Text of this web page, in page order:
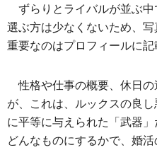
ずらりとライバルが並ぶ
選ぶ方は少なくないため、
重要なのはプロフィールに記
性格や仕事の概要、休日
が、これは、ルックスの良
に平等に与えられた「武器
どんなものにするかで、婚